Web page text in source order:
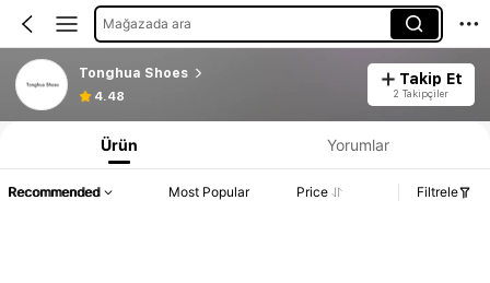
Mağazada ara
Tonghua Shoes
4.48
Takip Et
2 Takipçiler
Ürün Yorumlar
Recommended Most Popular Price Filtrele